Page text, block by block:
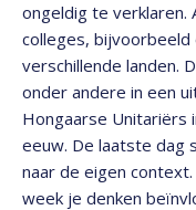
ongeldig te verklaren.
colleges,
verschillende landen.
onder andere in een
Hongaarse Unitariërs
eeuw. De laatste dag
naar de eigen
week je denken